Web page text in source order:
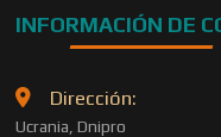
INFORMACIÓN DE
Dirección:
Ucrania, Dnipro